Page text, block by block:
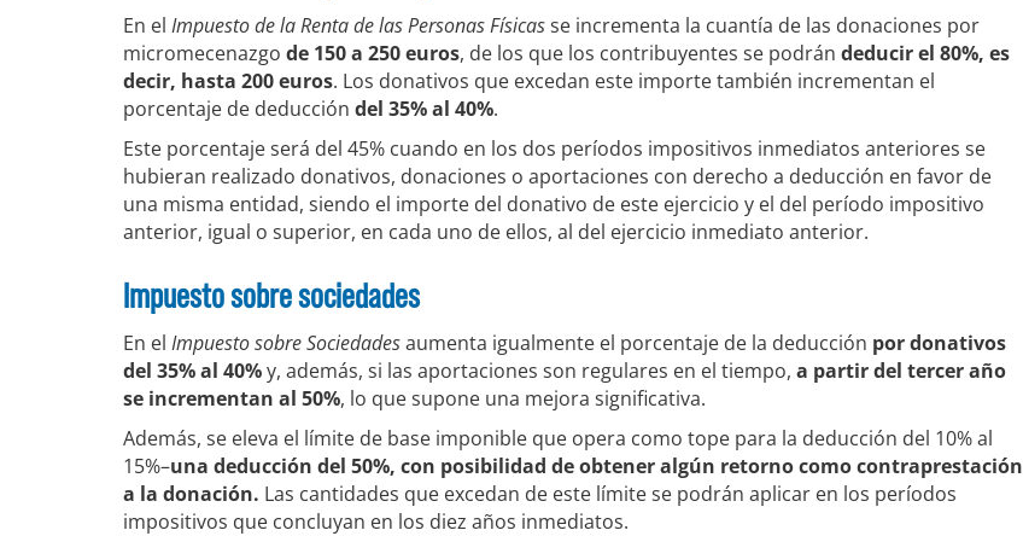
En el Impuesto de la Renta de las Personas Físicasse incrementa la cuantía de las donaciones por
micromecenazgo de 150 a 250 euros, de los que los contribuyentes se podrán deducir el 80%, es
decir, hasta 200 euros. Los donativos que excedan este importe también incrementan el
porcentaje de deducción del 35% al 40%.
Este porcentaje será del 45% cuando en los dos períodos impositivos inmediatos anteriores se
hubieran realizado donativos, donaciones o aportaciones con derecho a deducción en favor de
una misma entidad, siendo el importe del donativo de este ejercicio y el del período impositivo
anterior, igual o superior, en cada uno de ellos, al del ejercicio inmediato anterior.
Impuesto sobre sociedades
En el Impuesto sobre Sociedadesaumenta igualmente el porcentaje de la deducción por donativos
del 35% al 40%y, además, si las aportaciones son regulares en el tiempo, a partir del tercer año
se incrementan al 50%, lo que supone una mejora significativa.
Además, se eleva el límite de base imponible que opera como tope para la deducción del 10% al
15%–una deducción del 50%, con posibilidad de obtener algún retorno como contraprestación
a la donación. Las cantidades que excedan de este límite se podrán aplicar en los períodos
impositivos que concluyan en los diez años inmediatos.